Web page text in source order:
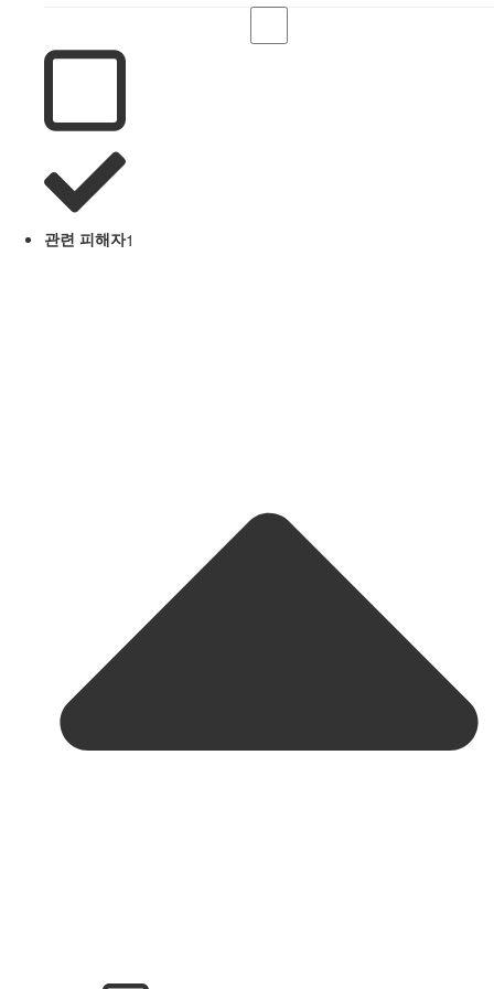
관련 피해자1